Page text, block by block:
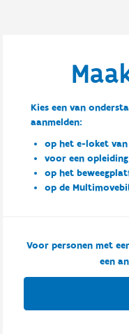
Kies een van
aanmelden:
op het e-loket
voor een
op het
op de
Voor personen met
een